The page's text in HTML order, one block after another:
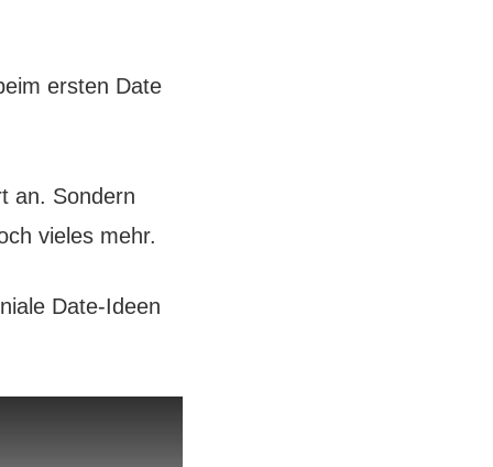
ersten Date
an. Sondern
vieles mehr.
Date-Ideen